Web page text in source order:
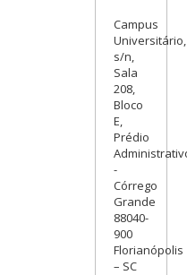
Campus
Universitário,
s/n,
Sala
208,
Bloco
E,
Prédio
-
Córrego
Grande
88040-
900
Florianópolis
– SC